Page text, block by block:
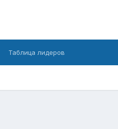
Таблица лидеров